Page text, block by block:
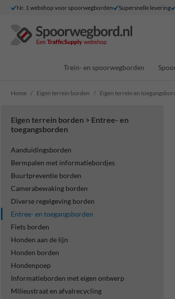
Nr. 1 webshop voor spoorwegborden Supersnelle levering
Trein- en spoorwegborden
Home Eigen terrein borden Eigen terrein en
Eigen terrein borden > Entree- en
toegangsborden
Aanduidingsborden
Bermpalen met informatiebordjes
Buurtpreventie borden
Camerabewaking borden
Diverse regelgeving borden
Entree- en toegangsborden
Fiets borden
Honden aan de lijn
Honden borden
Hondenpoep
Informatieborden met eigen ontwerp
Milieustraat en afvalrecycling